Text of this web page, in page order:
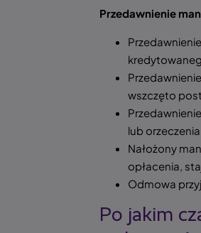
Przedawnienie
wszczęto
lub
Nałożony
opłacenia,
Odmowa
Po jakim